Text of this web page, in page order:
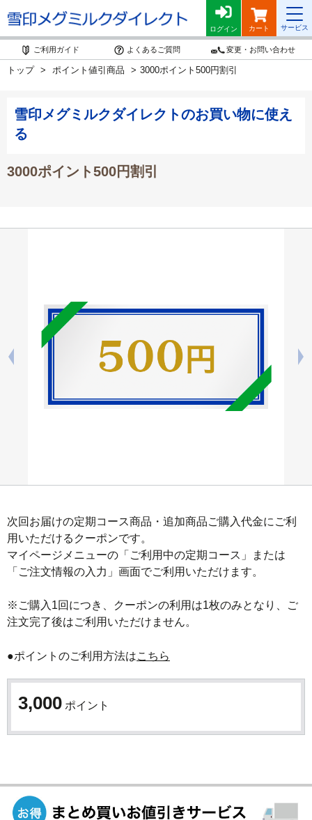
ログイン カート サービス
ご利用ガイド よくあるご質問 変更・お問い合わせ
トップ ポイント値引商品 3000ポイント500円割引
雪印メグミルクダイレクトのお買い物に使え
る
3000ポイント500円割引
次回お届けの定期コース商品・追加商品ご購入代金にご利
用いただけるクーポンです。
マイページメニューの「ご利用中の定期コース」または
「ご注文情報の入力」画面でご利用いただけます。
※ご購入1回につき、クーポンの利用は1枚のみとなり、ご
注文完了後はご利用いただけません。
●ポイントのご利用方法はこちら
3,000 ポイント